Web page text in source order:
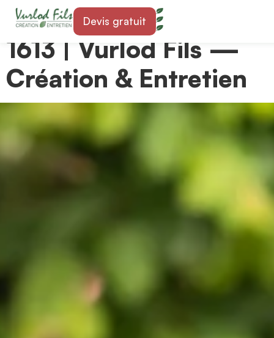
Devis gratuit
Paysagiste à Maracon
1613 | Vurlod Fils —
Création & Entretien